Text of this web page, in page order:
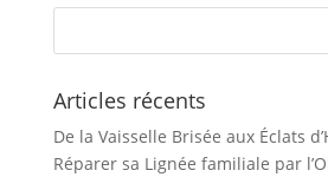
Articles récents
De la Vaisselle Brisée aux Éclats
Réparer sa Lignée familiale par